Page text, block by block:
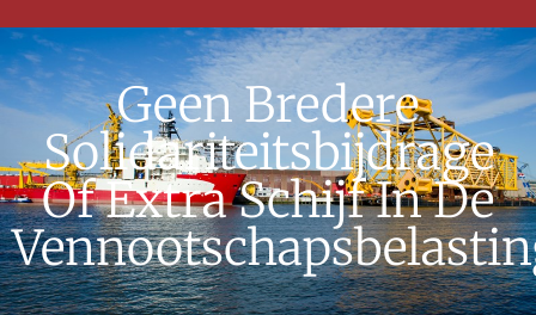
Geen Bredere
Solidariteitsbijdrage
Of Extra Schijf In De